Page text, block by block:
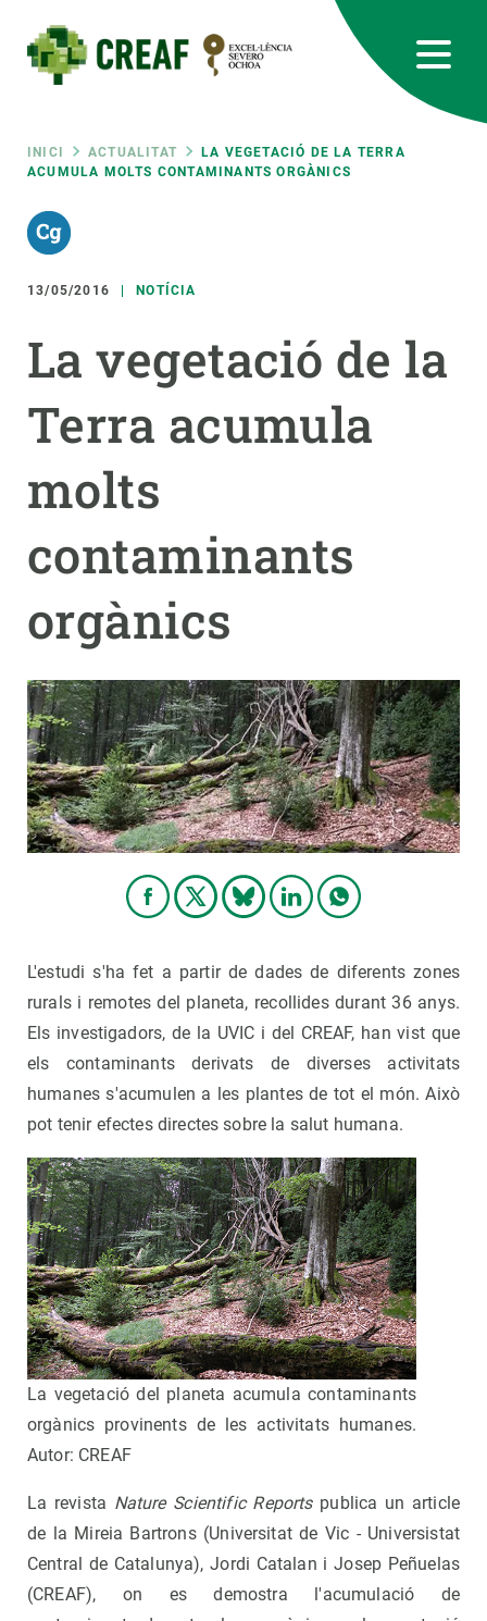
contingut
Fil
d'ariadna
INICI ACTUALITAT
LA VEGETACIÓ DE LA TERRA
ACUMULA MOLTS CONTAMINANTS ORGÀNICS
13/05/2016 NOTÍCIA
La vegetació de la
Terra acumula
molts
contaminants
orgànics
L'estudi s'ha fet a partir de dades de diferents zones
rurals i remotes del planeta, recollides durant 36 anys.
Els investigadors, de la UVIC i del CREAF, han vist que
els contaminants derivats de diverses activitats
humanes s'acumulen a les plantes de tot el món. Això
pot tenir efectes directes sobre la salut humana.
La vegetació del planeta acumula contaminants
orgànics provinents de les activitats humanes.
Autor: CREAF
La revista Nature Scientific Reportspublica un article
de la Mireia Bartrons (Universitat de Vic - Universistat
Central de Catalunya), Jordi Catalan i Josep Peñuelas
(CREAF), on es demostra l'acumulació de
RRSS
Featured
responsive
INTRANET
Responsive
menu
RECERCA
CIÈNCIA EN ACCIÓ
UNEIX-TE A NOSALTRES